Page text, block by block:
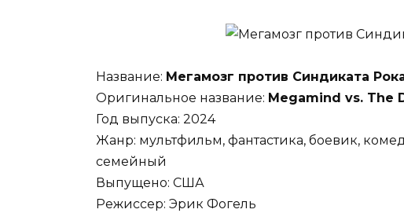
Название: Мегамозг против Синдиката
Оригинальное название: Megamind vs. The
Год выпуска: 2024
Жанр: мультфильм, фантастика, боевик,
семейный
Выпущено: США
Режиссер: Эрик Фогель